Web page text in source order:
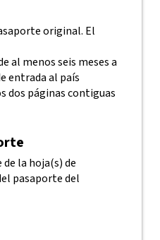
original. El
al menos seis meses a
entrada al país
dos páginas contiguas
la hoja(s) de
pasaporte del